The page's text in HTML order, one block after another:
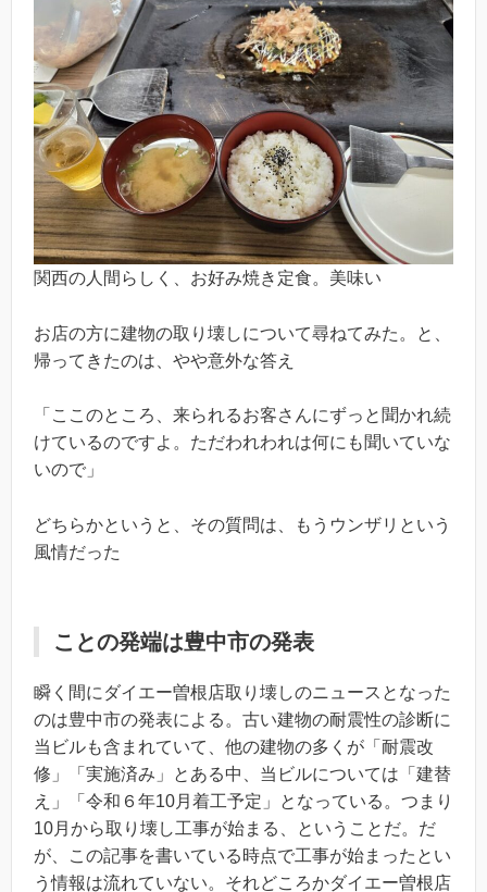
関西の人間らしく、お好み焼き定食。美味い
お店の方に建物の取り壊しについて尋ねてみた。と、
帰ってきたのは、やや意外な答え
「ここのところ、来られるお客さんにずっと聞かれ続
けているのですよ。ただわれわれは何にも聞いていな
いので」
どちらかというと、その質問は、もうウンザリという
風情だった
ことの発端は豊中市の発表
瞬く間にダイエー曽根店取り壊しのニュースとなった
のは豊中市の発表による。古い建物の耐震性の診断に
当ビルも含まれていて、他の建物の多くが「耐震改
修」「実施済み」とある中、当ビルについては「建替
え」「令和６年10月着工予定」となっている。つまり
10月から取り壊し工事が始まる、ということだ。だ
が、この記事を書いている時点で工事が始まったとい
う情報は流れていない。それどころかダイエー曽根店